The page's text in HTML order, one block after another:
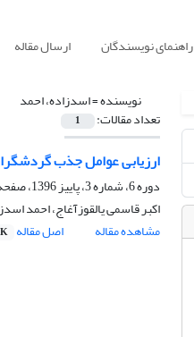
راهنمای نویسندگان ارسال مقاله
نویسنده =اسدزاده، احمد
تعداد مقالات: 1
ارزیابی عوامل جذب
دوره 6، شماره 3، پاییز 1396، صفحه
اکبر قاسمی یالقوزآغاج، احمد
مشاهده مقاله
اصل مقاله